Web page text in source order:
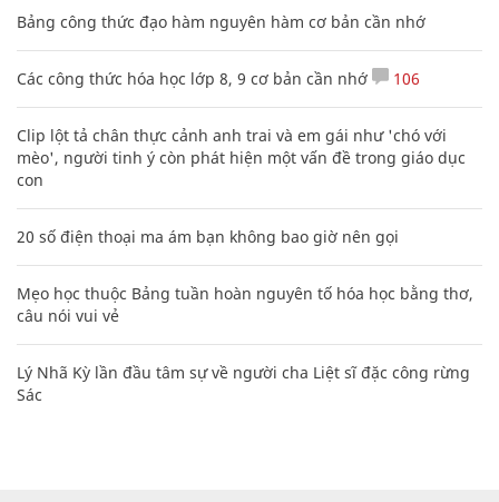
Bảng công thức đạo hàm nguyên hàm cơ bản cần nhớ
Các công thức hóa học lớp 8, 9 cơ bản cần nhớ 106
Clip lột tả chân thực cảnh anh trai và em gái như 'chó với
mèo', người tinh ý còn phát hiện một vấn đề trong giáo dục
con
20 số điện thoại ma ám bạn không bao giờ nên gọi
Mẹo học thuộc Bảng tuần hoàn nguyên tố hóa học bằng thơ,
câu nói vui vẻ
Lý Nhã Kỳ lần đầu tâm sự về người cha Liệt sĩ đặc công rừng
Sác